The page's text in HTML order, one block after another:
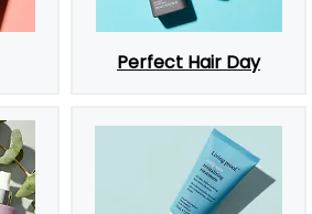
Perfect Hair Day